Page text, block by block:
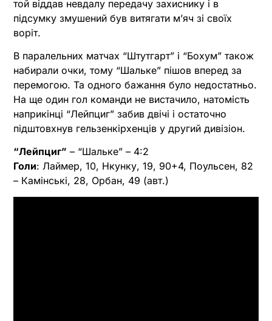
той віддав невдалу передачу захиснику і в
підсумку змушений був витягати м’яч зі своїх
воріт.
В паралельних матчах “Штутгарт” і “Бохум” також
набирали очки, тому “Шальке” пішов вперед за
перемогою. Та одного бажання було недостатньо.
На ще один гол команди не вистачило, натомість
наприкінці “Лейпциг” забив двічі і остаточно
підштовхнув гельзенкірхенців у другий дивізіон.
“Лейпциг” – “Шальке” – 4:2
Голи: Лаймер, 10, Нкунку, 19, 90+4, Поульсен, 82
– Камінські, 28, Орбан, 49 (авт.)